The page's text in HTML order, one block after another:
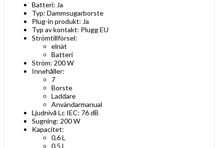
Batteri: Ja
Typ: Dammsugarborste
Plug-in produkt: Ja
Typ av kontakt: Plugg EU
Strömtillförsel:
elnät
Batteri
Ström: 200 W
Innehåller:
7
Borste
Laddare
Användarmanual
Ljudnivå Lc IEC: 76 dB
Sugning: 200 W
Kapacitet:
0,6 L
0,5 L